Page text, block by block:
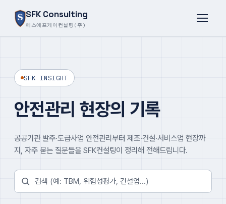
SFK Consulting
에스에프케이컨설팅(주)
SFK INSIGHT
안전관리 현장의 기록
공공기관 발주·도급사업 안전관리부터 제조·건설·서비스업 현장까
지, 자주 묻는 질문들을 SFK컨설팅이 정리해 전해드립니다.